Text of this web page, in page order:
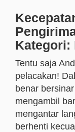
Kategori:
Tentu saja
pelacakan!
benar
mengambil
mengantar
berhenti